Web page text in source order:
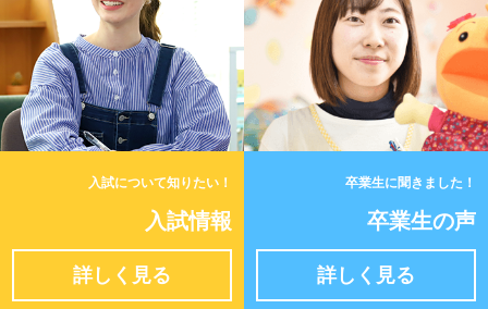
入試について知りたい！
入試情報
詳しく見る
卒業生に聞きました！
卒業生の声
詳しく見る